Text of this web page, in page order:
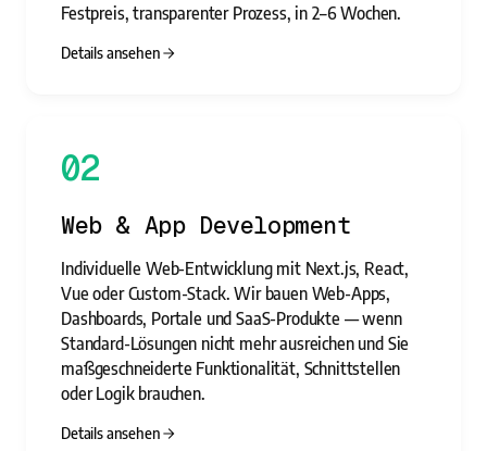
Festpreis, transparenter Prozess, in 2–6 Wochen.
Details ansehen
02
Web & App Development
Individuelle Web-Entwicklung mit Next.js, React,
Vue oder Custom-Stack. Wir bauen Web-Apps,
Dashboards, Portale und SaaS-Produkte — wenn
Standard-Lösungen nicht mehr ausreichen und Sie
maßgeschneiderte Funktionalität, Schnittstellen
oder Logik brauchen.
Details ansehen